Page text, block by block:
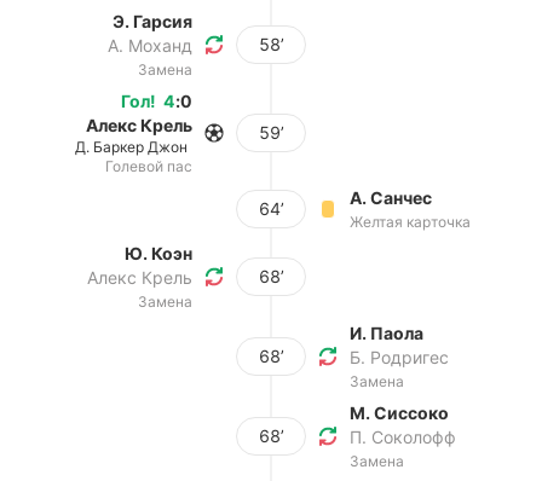
Э. Гарсия
А. Моханд
Замена
58’
Гол! 4:0
Алекс Крель
Д. Баркер Джон
Голевой пас
59’
64’
А. Санчес
Желтая карточка
Ю. Коэн
Алекс Крель
Замена
68’
68’
И. Паола
Б. Родригес
Замена
68’
М. Сиссоко
П. Соколофф
Замена